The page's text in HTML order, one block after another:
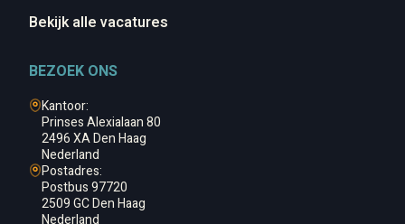
Bekijk alle vacatures
BEZOEK ONS
Kantoor:
Prinses Alexialaan 80
2496 XA Den Haag
Nederland
Postadres:
Postbus 97720
2509 GC Den Haag
Nederland